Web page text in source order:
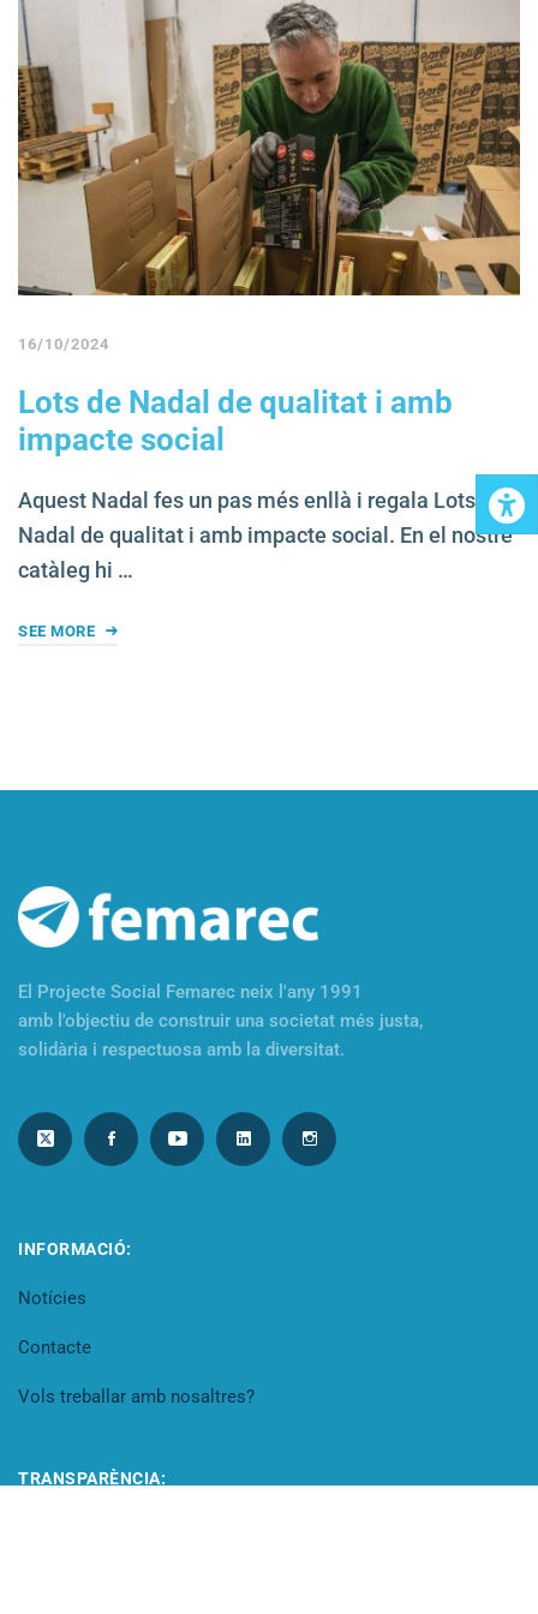
16/10/2024
Lots de Nadal de qualitat i amb
impacte social
Aquest Nadal fes un pas més enllà i regala Lots de
Nadal de qualitat i amb impacte social. En el nostre
catàleg hi …
SEE MORE
El Projecte Social Femarec neix l'any 1991
amb l'objectiu de construir una societat més justa,
solidària i respectuosa amb la diversitat.
INFORMACIÓ:
Notícies
Contacte
Vols treballar amb nosaltres?
TRANSPARÈNCIA: